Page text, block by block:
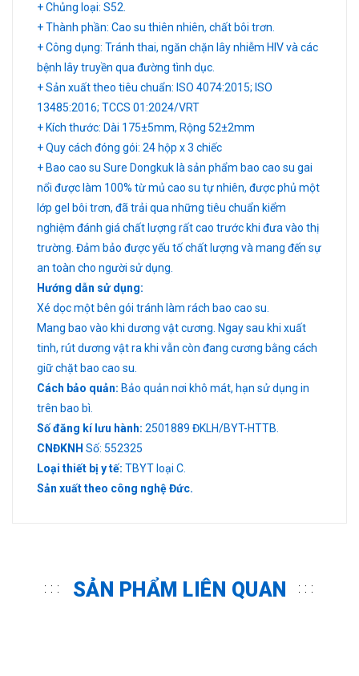
+ Chủng loại: S52.
+ Thành phần: Cao su thiên nhiên, chất bôi trơn.
+ Công dụng: Tránh thai, ngăn chặn lây nhiễm HIV và các
bệnh lây truyền qua đường tình dục.
+ Sản xuất theo tiêu chuẩn: ISO 4074:2015; ISO
13485:2016; TCCS 01:2024/VRT
+ Kích thước: Dài 175±5mm, Rộng 52±2mm
+ Quy cách đóng gói: 24 hộp x 3 chiếc
+ Bao cao su Sure Dongkuk là sản phẩm bao cao su gai
nổi được làm 100% từ mủ cao su tự nhiên, được phủ một
lớp gel bôi trơn, đã trải qua những tiêu chuẩn kiểm
nghiệm đánh giá chất lượng rất cao trước khi đưa vào thị
trường. Đảm bảo được yếu tố chất lượng và mang đến sự
an toàn cho người sử dụng.
Hướng dẫn sử dụng:
Xé dọc một bên gói tránh làm rách bao cao su.
Mang bao vào khi dương vật cương. Ngay sau khi xuất
tinh, rút dương vật ra khi vẫn còn đang cương bằng cách
giữ chặt bao cao su.
Cách bảo quản: Bảo quản nơi khô mát, hạn sử dụng in
trên bao bì.
Số đăng kílưu hành: 2501889 ĐKLH/BYT-HTTB.
CNĐKNH Số: 552325
Loại thiết bị y tế: TBYT loại C.
Sản xuất theo công nghệ Đức.
SẢN PHẨM LIÊN QUAN